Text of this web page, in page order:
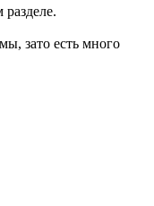
зато есть много